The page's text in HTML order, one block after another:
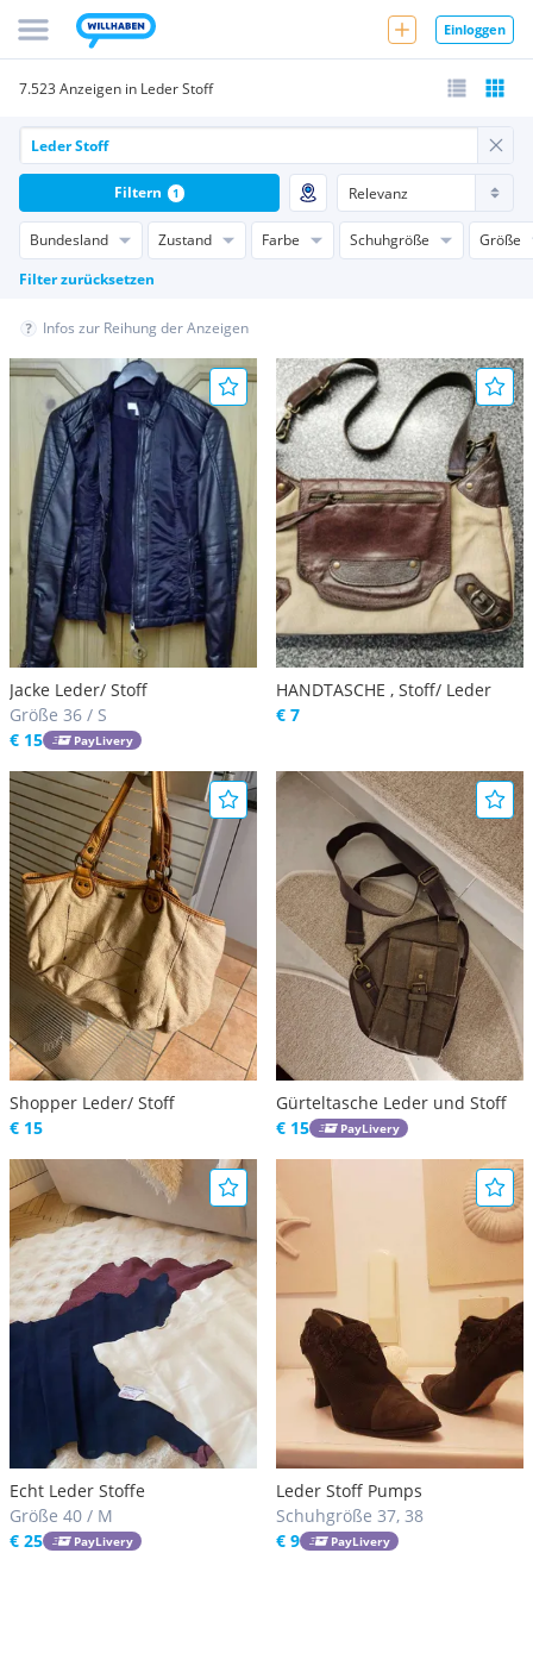
Einloggen
7.523 Anzeigen in Leder Stoff
Bundesland Zustand Farbe Schuhgröße
Größe
Filter zurücksetzen
Filtern 1
Infos zur Reihung der Anzeigen
Jacke Leder/ Stoff
Größe 36 / S
€ 15
PayLivery
HANDTASCHE , Stoff/ Leder
€ 7
Shopper Leder/ Stoff
€ 15
Gürteltasche Leder und Stoff
€ 15
PayLivery
Echt Leder Stoffe
Größe 40 / M
€ 25
PayLivery
Leder Stoff Pumps
Schuhgröße 37, 38
€ 9
PayLivery